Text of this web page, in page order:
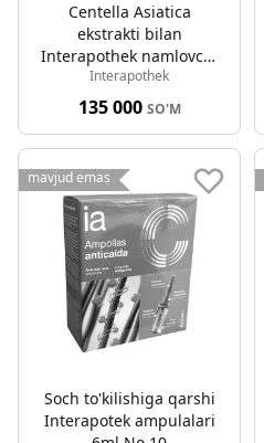
Centella Asiatica
ekstrakti bilan
Interapothek namlovchi
tana suti 500 ml
Interapothek
135 000 SO'M
mavjud emas
Soch to'kilishiga qarshi
Interapotek ampulalari